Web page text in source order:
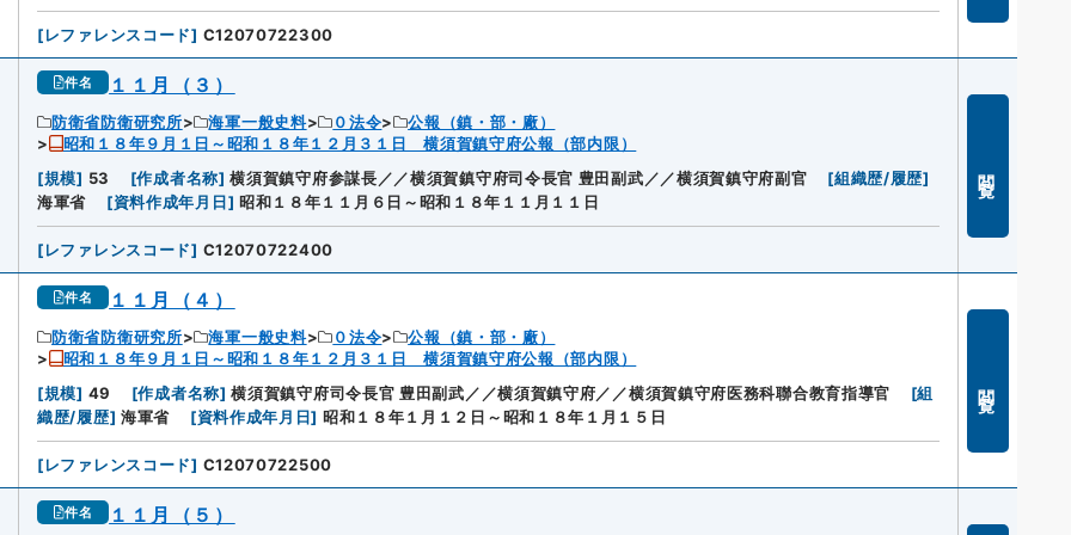
[レファレンスコード] C12070722300
件名 １１月（３）
防衛省防衛研究所 海軍一般史料 ０法令
公報（鎮・部・廠）
昭和１８年９月１日～昭和１８年１２月３１日 横須賀鎮守府公報（部内限）
[規模] 53 [作成者名称] 横須賀鎮守府参謀長／／横須賀鎮守府司令長官 豊田副武／／横須賀鎮守府副官 [組織歴/履歴]
海軍省
[資料作成年月日] 昭和１８年１１月６日～昭和１８年１１月１１日
[レファレンスコード] C12070722400
件名 １１月（４）
防衛省防衛研究所 海軍一般史料 ０法令
公報（鎮・部・廠）
昭和１８年９月１日～昭和１８年１２月３１日 横須賀鎮守府公報（部内限）
[規模] 49 [作成者名称] 横須賀鎮守府司令長官 豊田副武／／横須賀鎮守府／／横須賀鎮守府医務科聯合教育指導官 [組
織歴/履歴] 海軍省 [資料作成年月日] 昭和１８年１月１２日～昭和１８年１月１５日
[レファレンスコード] C12070722500
件名 １１月（５）